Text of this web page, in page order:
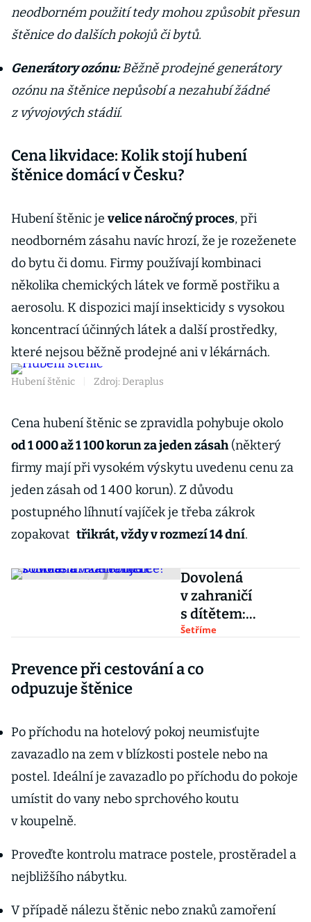
neodborném použití tedy mohou způsobit přesun
štěnice do dalších pokojů či bytů.
Generátory ozónu:Běžně prodejné generátory
ozónu na štěnice nepůsobí a nezahubí žádné
z vývojových stádií.
Cena likvidace: Kolik stojí hubení
štěnice domácí v Česku?
Hubení štěnic je velice náročný proces, při
neodborném zásahu navíc hrozí, že je rozeženete
do bytu či domu. Firmy používají kombinaci
několika chemických látek ve formě postřiku a
aerosolu. K dispozici mají insekticidy s vysokou
koncentrací účinných látek a další prostředky,
které nejsou běžně prodejné ani v lékárnách.
Hubení štěnic Zdroj: Deraplus
Cena hubení štěnic se zpravidla pohybuje okolo
od 1 000 až 1 100 korun za jeden zásah(některý
firmy mají při vysokém výskytu uvedenu cenu za
jeden zásah od 1 400 korun). Z důvodu
postupného líhnutí vajíček je třeba zákrok
zopakovat třikrát, vždy v rozmezí 14 dní.
Dovolená
v zahraničí
s dítětem:
Potřebujete
rodiče?
Šetříme
Prevence při cestování a co
odpuzuje štěnice
Po příchodu na hotelový pokoj neumisťujte
zavazadlo na zem v blízkosti postele nebo na
postel. Ideální je zavazadlo po příchodu do pokoje
umístit do vany nebo sprchového koutu
v koupelně.
Proveďte kontrolu matrace postele, prostěradel a
nejbližšího nábytku.
V případě nálezu štěnic nebo znaků zamoření